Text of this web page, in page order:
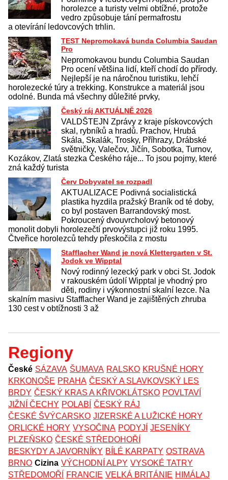
horolezce a turisty velmi obtížné, protože
vedro způsobuje tání permafrostu
a otevírání ledovcových trhlin.
TEST Nepromokavá bunda Columbia Saudan
Pro
Nepromokavou bundu Columbia Saudan
Pro ocení většina lidí, kteří chodí do přírody.
Nejlepší je na náročnou turistiku, lehčí
horolezecké túry a trekking. Konstrukce a materiál jsou
odolné. Bunda má všechny důležité prvky,
Český ráj AKTUÁLNĚ 2026
VALDŠTEJN Zprávy z kraje pískovcových
skal, rybníků a hradů. Prachov, Hrubá
Skála, Skalák, Trosky, Příhrazy, Drábské
světničky, Valečov, Jičín, Sobotka, Turnov,
Kozákov, Zlatá stezka Českého ráje... To jsou pojmy, které
zná každý turista
Červ Dobyvatel se rozpadl
AKTUALIZACE Podivná socialistická
plastika hyzdila pražský Braník od té doby,
co byl postaven Barrandovský most.
Pokroucený dvouvrcholový betonový
monolit dobyli horolezečtí prvovýstupci již roku 1995.
Čtveřice horolezců tehdy přeskočila z mostu
Stafflacher Wand je nová Klettergarten v St.
Jodok ve Wipptal
Nový rodinný lezecký park v obci St. Jodok
v rakouském údolí Wipptal je vhodný pro
děti, rodiny i výkonnostní skalní lezce. Na
skalním masivu Stafflacher Wand je zajištěných zhruba
130 cest v obtížnosti 3 až
Regiony
České SÁZAVA ŠUMAVA RALSKO KRUŠNÉ HORY
KRKONOŠE PRAHA ČESKÝ A SLAVKOVSKÝ LES
BRDY ČESKÝ KRAS A KŘIVOKLÁTSKO POVLTAVÍ
JIŽNÍ ČECHY POLABÍ ČESKÝ RÁJ
ČESKÉ ŠVÝCARSKO JIZERSKÉ A LUŽICKÉ HORY
ORLICKÉ HORY VYSOČINA PODYJÍ JESENÍKY
PLZEŇSKO ČESKÉ STŘEDOHOŘÍ
BESKYDY A JAVORNÍKY BÍLÉ KARPATY OSTRAVA
BRNO Cizina VÝCHODNÍ ALPY VYSOKÉ TATRY
STŘEDOMOŘÍ
FRANCIE VELKÁ BRITÁNIE HIMÁLAJ